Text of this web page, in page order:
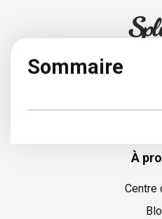
Sommaire
À
Centre